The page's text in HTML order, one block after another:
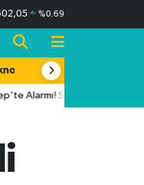
%0.69
Sıcaklık 39 Dereceye